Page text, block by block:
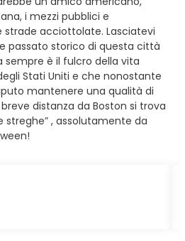
i mezzi pubblici e
strade acciottolate. Lasciatevi
passato storico di questa città
è il fulcro della vita
Stati Uniti e che nonostante
mantenere una qualità di
distanza da Boston si trova
streghe” , assolutamente da